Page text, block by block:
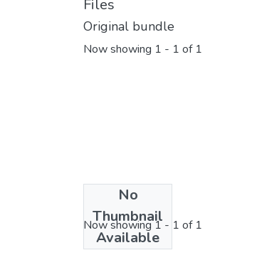
Files
Original bundle
Now showing 1 - 1 of 1
No
Thumbnail
Available
License bundle
Now showing1 - 1 of 1